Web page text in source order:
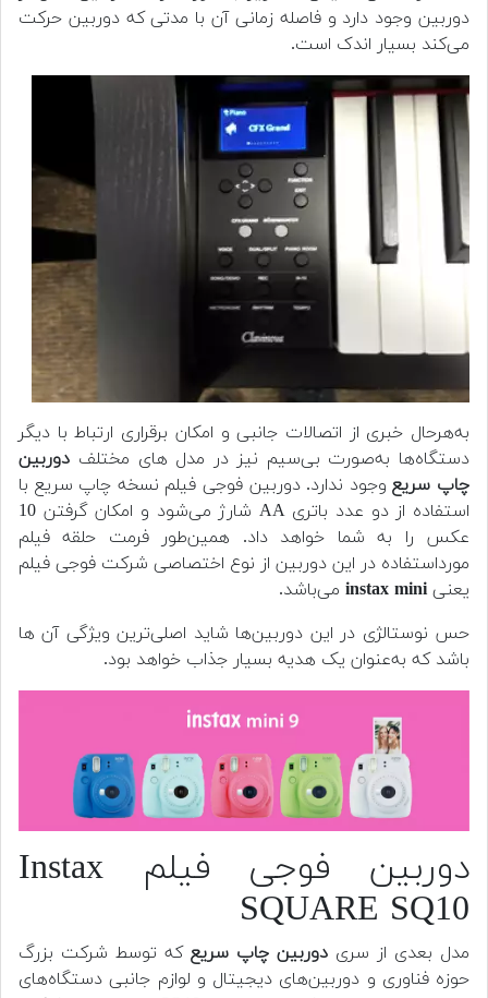
دوربین وجود دارد و فاصله زمانی آن با مدتی که دوربین حرکت
می‌کند بسیار اندک است.
به‌هرحال خبری از اتصالات جانبی و امکان برقراری ارتباط با دیگر
دستگاه‌ها به‌صورت بی‌سیم نیز در مدل های مختلف دوربین
چاپ سریعوجود ندارد. دوربین فوجی فیلم نسخه چاپ سریع با
استفاده از دو عدد باتری AA شارژ می‌شود و امکان گرفتن 10
عکس را به شما خواهد داد. همین‌طور فرمت حلقه فیلم
مورداستفاده در این دوربین از نوع اختصاصی شرکت فوجی فیلم
یعنیinstax mini
می‌باشد.
حس نوستالژی در این دوربین‌ها شاید اصلی‌ترین ویژگی آن ها
باشد که به‌عنوان یک هدیه بسیار جذاب خواهد بود.
دوربین فوجی فیلم Instax
SQUARE SQ10
مدل بعدی از سری دوربین چاپ سریع که توسط شرکت بزرگ
حوزه فناوری و دوربین‌های دیجیتال و لوازم جانبی دستگاه‌های